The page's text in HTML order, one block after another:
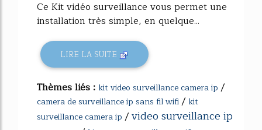
Ce Kit vidéo surveillance vous permet une
installation très simple, en quelque...
LIRE LA SUITE
Thèmes liés : kit video surveillance camera ip /
camera de surveillance ip sans fil wifi/ kit
surveillance camera ip /video surveillance ip